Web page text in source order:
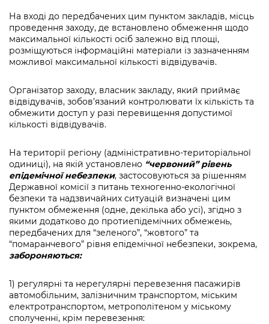
На вході до передбачених цим пунктом закладів, місць
проведення заходу, де встановлено обмеження щодо
максимальної кількості осіб залежно від площі,
розміщуються інформаційні матеріали із зазначенням
можливої максимальної кількості відвідувачів.
Організатор заходу, власник закладу, який приймає
відвідувачів, зобов’язаний контролювати їх кількість та
обмежити доступ у разі перевищення допустимої
кількості відвідувачів.
На території регіону (адміністративно-територіальної
одиниці), на якій установлено “червоний” рівень
епідемічної небезпеки, застосовуються за рішенням
Державної комісії з питань техногенно-екологічної
безпеки та надзвичайних ситуацій визначені цим
пунктом обмеження (одне, декілька або усі), згідно з
якими додатково до протиепідемічних обмежень,
передбачених для “зеленого”, “жовтого” та
“помаранчевого” рівня епідемічної небезпеки, зокрема,
забороняються:
1) регулярні та нерегулярні перевезення пасажирів
автомобільним, залізничним транспортом, міським
електротранспортом, метрополітеном у міському
сполученні, крім перевезення: